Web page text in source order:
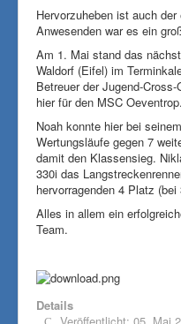
Hervorzuheben ist auch
Anwesenden war es ein
Am 1. Mai stand das
Waldorf (Eifel) im
Betreuer der Jugend-
hier für den MSC Oeventrop.
Noah konnte hier bei
Wertungsläufe gegen 7
damit den Klassensieg.
330i das
hervorragenden 4 Platz
Alles in allem ein
Team.
Details